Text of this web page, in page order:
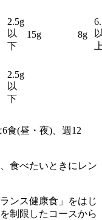
2.5g
以
下
15g 8g
2.5g
以
下
(昼・夜)、週12
食べたいときにレン
ンス健康食」をはじ
制限したコースから